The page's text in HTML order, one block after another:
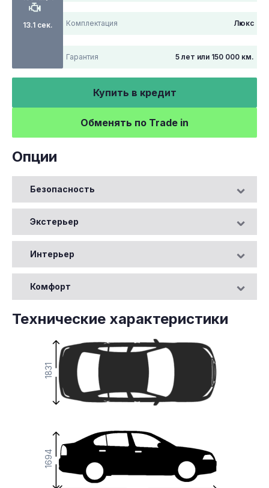
13.1 сек. Комплектация Люкс
Гарантия 5 лет или 150 000 км.
Купить в кредит
Обменять по Trade in
Опции
Безопасность
Экстерьер
Интерьер
Комфорт
Технические характеристики
1694
1831